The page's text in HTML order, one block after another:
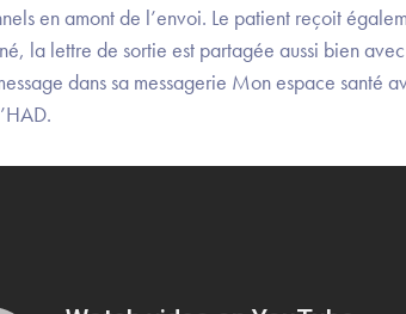
en amont de l’envoi. Le patient reçoit
la lettre de sortie est partagée aussi bien
dans sa messagerie Mon espace santé